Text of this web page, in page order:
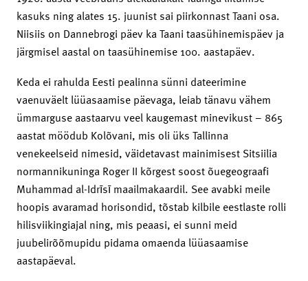
kasuks ning alates 15. juunist sai piirkonnast Taani osa.
Niisiis on Dannebrogi päev ka Taani taasühinemispäev ja
järgmisel aastal on taasühinemise 100. aastapäev.
Keda ei rahulda Eesti pealinna sünni dateerimine
vaenuväelt lüüasaamise päevaga, leiab tänavu vähem
ümmarguse aastaarvu veel kaugemast minevikust – 865
aastat möödub Kolõvani, mis oli üks Tallinna
venekeelseid nimesid, väidetavast mainimisest Sitsiilia
normannikuninga Roger II kõrgest soost õuegeograafi
Muhammad al-Idrīsī maailmakaardil. See avabki meile
hoopis avaramad horisondid, tõstab kilbile eestlaste rolli
hilisviikingiajal ning, mis peaasi, ei sunni meid
juubelirõõmupidu pidama omaenda lüüasaamise
aastapäeval.